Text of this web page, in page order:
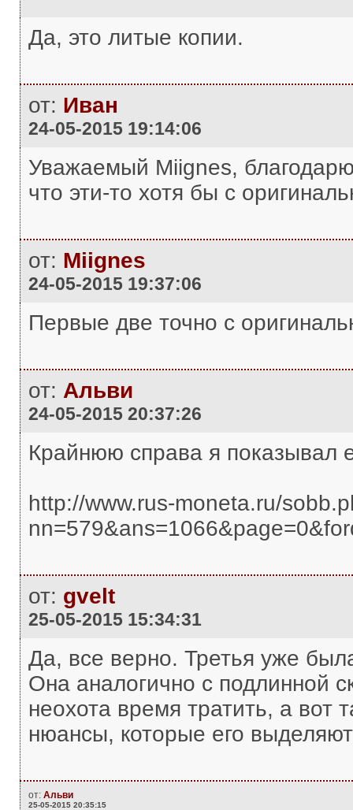
Да, это литые копии.
от: Иван
24-05-2015 19:14:06
Уважаемый Miignes,
что эти-то хотя бы с
от: Miignes
24-05-2015 19:37:06
Первые две точно с
от: Альви
24-05-2015 20:37:26
Крайнюю справа я показывал
http://www.rus-moneta.ru/
от: gvelt
25-05-2015 15:34:31
Да, все верно. Третья уже
Она аналогично с подлинной
неохота время тратить, а вот
нюансы, которые его
от: Альви
25-05-2015 20:35:15